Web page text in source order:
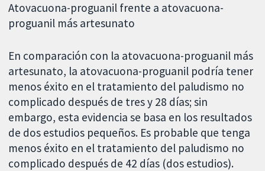
Atovacuona-proguanil frente a atovacuona-
proguanil más artesunato
En comparación con la atovacuona-proguanil más
artesunato, la atovacuona-proguanil podría tener
menos éxito en el tratamiento del paludismo no
complicado después de tres y 28 días; sin
embargo, esta evidencia se basa en los resultados
de dos estudios pequeños. Es probable que tenga
menos éxito en el tratamiento del paludismo no
complicado después de 42 días (dos estudios).